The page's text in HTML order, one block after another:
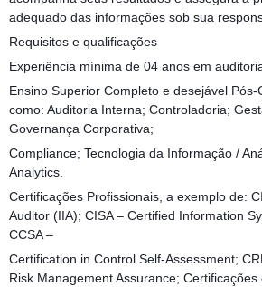
adequado das informações sob sua
Requisitos e qualificações
Experiência mínima de 04 anos em
Ensino Superior Completo e desejável
como: Auditoria Interna; Controladoria;
Governança Corporativa;
Compliance; Tecnologia da Informação /
Analytics.
Certificações Profissionais, a exemplo de:
Auditor (IIA); CISA – Certified Information
CCSA –
Certification in Control Self-Assessment;
Risk Management Assurance;